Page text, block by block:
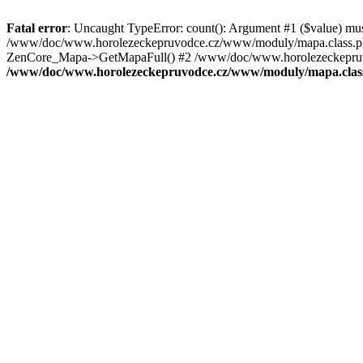
Fatal error: Uncaught TypeError: count(): Argument #1 ($value)
/www/doc/www.horolezeckepruvodce.cz/www/moduly/
ZenCore_Mapa->GetMapaFull() #2 /www/doc/
/www/doc/www.horolezeckepruvodce.cz/www/moduly/